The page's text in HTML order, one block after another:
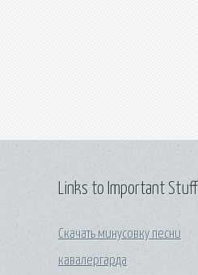
Links to Important Stuff
Скачать минусовку песни
кавалергарда